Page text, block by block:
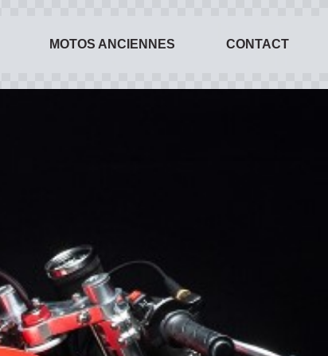
MOTOS ANCIENNES CONTACT